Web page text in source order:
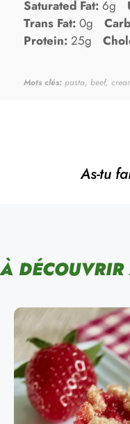
Saturated Fat: 6g
Trans Fat: 0g
Protein: 25g
Mots clés: pasta, beef,
As-tu
À